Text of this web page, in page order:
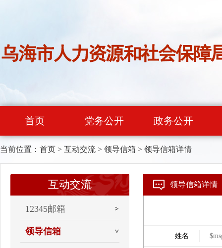
首页 党务公开 政务公开
当前位置： 首页 > 互动交流 > 领导信箱 > 领导信箱详情
互动交流
12345邮箱
领导信箱
领导信箱详情
姓名